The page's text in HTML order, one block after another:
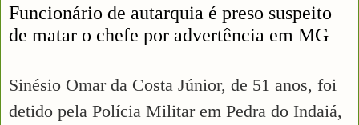
Funcionário de autarquia é preso suspeito
de matar o chefe por advertência em MG
Sinésio Omar da Costa Júnior, de 51 anos, foi
detido pela Polícia Militar em Pedra do Indaiá,